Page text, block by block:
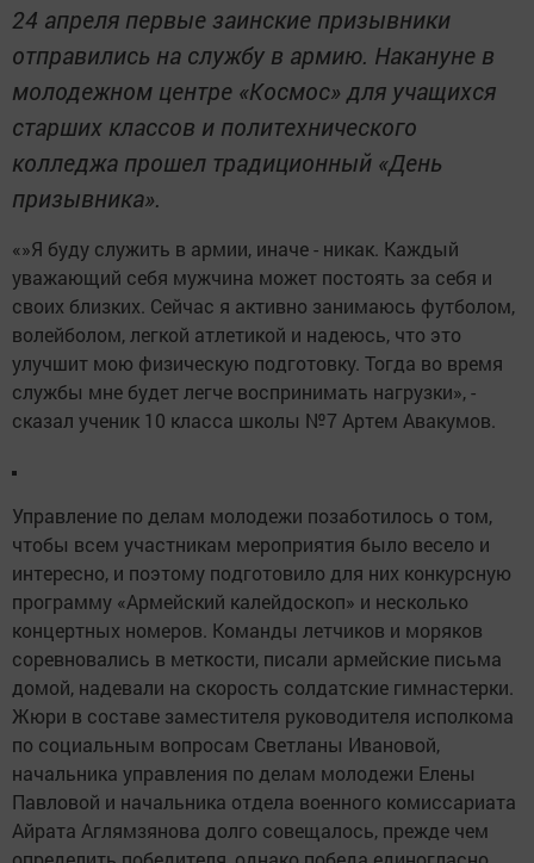
24 апреля первые заинские призывники
отправились на службу в армию. Накануне в
молодежном центре «Космос» для учащихся
старших классов и политехнического
колледжа прошел традиционный «День
призывника».
«»Я буду служить в армии, иначе - никак. Каждый
уважающий себя мужчина может постоять за себя и
своих близких. Сейчас я активно занимаюсь футболом,
волейболом, легкой атлетикой и надеюсь, что это
улучшит мою физическую подготовку. Тогда во время
службы мне будет легче воспринимать нагрузки», -
сказал ученик 10 класса школы №7 Артем Авакумов.
Управление по делам молодежи позаботилось о том,
чтобы всем участникам мероприятия было весело и
интересно, и поэтому подготовило для них конкурсную
программу «Армейский калейдоскоп» и несколько
концертных номеров. Команды летчиков и моряков
соревновались в меткости, писали армейские письма
домой, надевали на скорость солдатские гимнастерки.
Жюри в составе заместителя руководителя исполкома
по социальным вопросам Светланы Ивановой,
начальника управления по делам молодежи Елены
Павловой и начальника отдела военного комиссариата
Айрата Аглямзянова долго совещалось, прежде чем